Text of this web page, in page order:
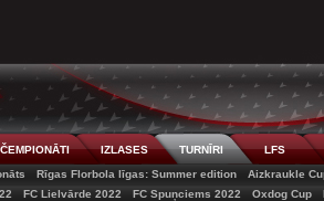
IZLASES TURNĪRI LFS
Rīgas Florbola līgas: Summer edition Aizkraukle
FC Lielvārde 2022 FC Spuņciems 2022 Oxdog Cup